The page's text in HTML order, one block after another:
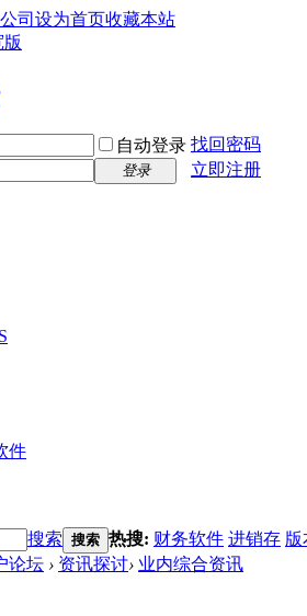
司 设为首页收藏本站
自动登录 找回密码
登录 立即注册
件
搜索 搜索 热搜: 财务软件 进销存 版
论坛 › 资讯探讨› 业内综合资讯